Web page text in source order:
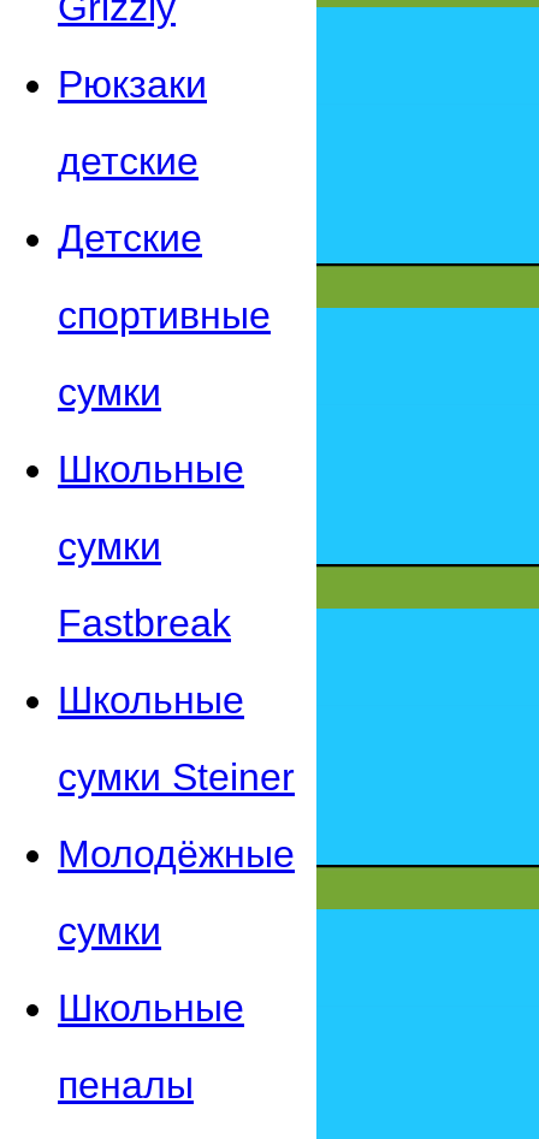
Рюкзаки
детские
Детские
спортивные
сумки
Школьные
сумки
Fastbreak
Школьные
сумки Steiner
Молодёжные
сумки
Школьные
пеналы